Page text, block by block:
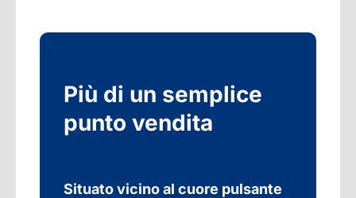
Più di un semplice
punto vendita
Situato vicino al cuore pulsante